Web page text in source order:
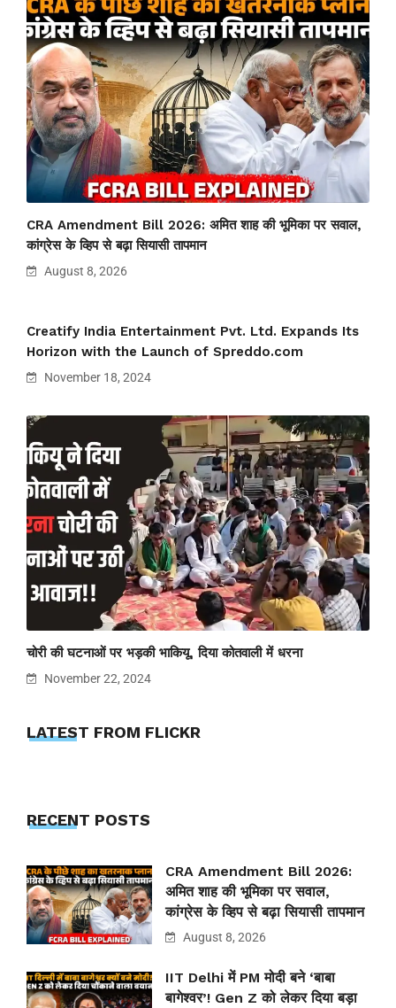
CRA Amendment Bill 2026: अमित शाह की भूमिका पर सवाल,
कांग्रेस के व्हिप से बढ़ा सियासी तापमान
August 8, 2026
Creatify India Entertainment Pvt. Ltd. Expands Its
Horizon with the Launch of Spreddo.com
November 18, 2024
चोरी की घटनाओं पर भड़की भाकियू, दिया कोतवाली में धरना
November 22, 2024
LATEST FROM FLICKR
RECENT POSTS
CRA Amendment Bill 2026:
अमित शाह की भूमिका पर सवाल,
कांग्रेस के व्हिप से बढ़ा सियासी तापमान
August 8, 2026
IIT Delhi में PM मोदी बने ‘बाबा
बागेश्वर’! Gen Z को लेकर दिया बड़ा